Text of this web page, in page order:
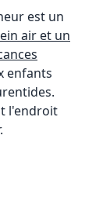
est un
air et un
enfants
l'endroit